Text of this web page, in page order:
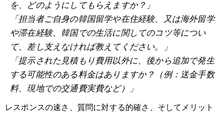
を、どのようにしてもらえますか？」
「担当者ご自身の韓国留学や在住経験、又は海外留学
や滞在経験、韓国での生活に関してのコツ等につい
て、差し支えなければ教えてください。」
「提示された見積もり費用以外に、後から追加で発生
する可能性のある料金はありますか？（例：送金手数
料、現地での交通費実費など）」
レスポンスの速さ、質問に対する的確さ、そしてメリット